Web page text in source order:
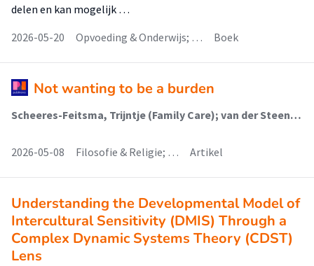
delen en kan mogelijk …
2026-05-20
Opvoeding & Onderwijs; … Boek
Not wanting to be a burden
Scheeres-Feitsma, Trijntje (Family Care); van der Steen, Jenny T; Schaafsma, Petruschka
2026-05-08 Filosofie & Religie; … Artikel
Understanding the Developmental Model of
Intercultural Sensitivity (DMIS) Through a
Complex Dynamic Systems Theory (CDST)
Lens